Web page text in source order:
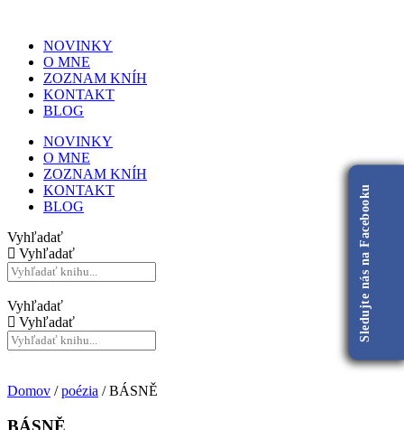
NOVINKY
O MNE
ZOZNAM KNÍH
KONTAKT
BLOG
NOVINKY
O MNE
ZOZNAM KNÍH
KONTAKT
BLOG
Vyhľadať
Vyhľadať
Vyhľadať
Vyhľadať
Domov /poézia / BÁSNĚ
BÁSNĚ
Sledujte nás na Facebooku